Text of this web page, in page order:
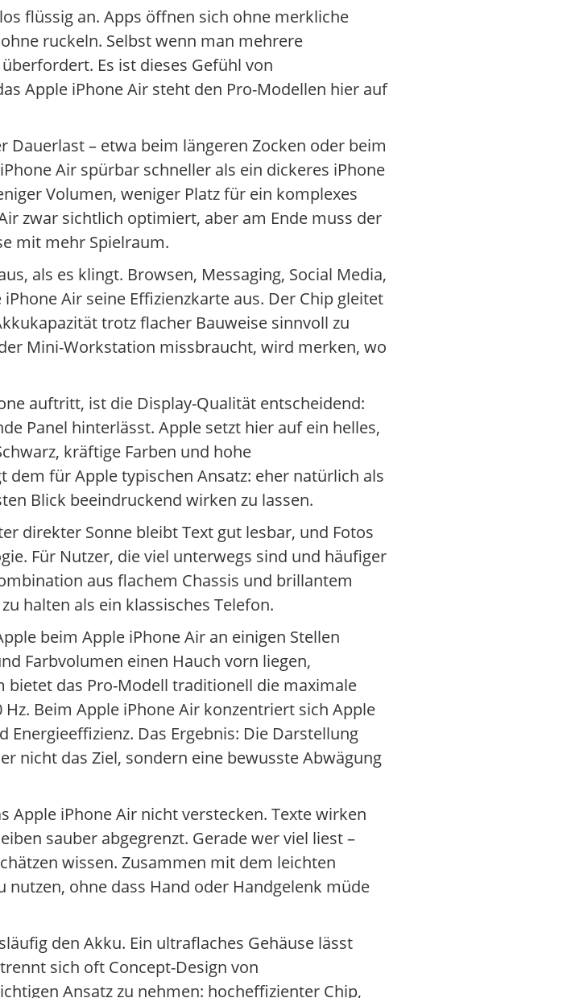
flüssig an. Apps öffnen sich ohne merkliche
ruckeln. Selbst wenn man mehrere
Es ist dieses Gefühl von
Apple iPhone Air steht den Pro-Modellen hier auf
– etwa beim längeren Zocken oder beim
Air spürbar schneller als ein dickeres iPhone
Volumen, weniger Platz für ein komplexes
zwar sichtlich optimiert, aber am Ende muss der
mit mehr Spielraum.
als es klingt. Browsen, Messaging, Social Media,
Air seine Effizienzkarte aus. Der Chip gleitet
trotz flacher Bauweise sinnvoll zu
Mini-Workstation missbraucht, wird merken, wo
auftritt, ist die Display-Qualität entscheidend:
Panel hinterlässt. Apple setzt hier auf ein helles,
kräftige Farben und hohe
für Apple typischen Ansatz: eher natürlich als
Blick beeindruckend wirken zu lassen.
direkter Sonne bleibt Text gut lesbar, und Fotos
Für Nutzer, die viel unterwegs sind und häufiger
aus flachem Chassis und brillantem
halten als ein klassisches Telefon.
beim Apple iPhone Air an einigen Stellen
Farbvolumen einen Hauch vorn liegen,
bietet das Pro-Modell traditionell die maximale
Beim Apple iPhone Air konzentriert sich Apple
Das Ergebnis: Die Darstellung
nicht das Ziel, sondern eine bewusste Abwägung
Apple iPhone Air nicht verstecken. Texte wirken
sauber abgegrenzt. Gerade wer viel liest –
wissen. Zusammen mit dem leichten
nutzen, ohne dass Hand oder Handgelenk müde
den Akku. Ein ultraflaches Gehäuse lässt
sich oft Concept-Design von
Ansatz zu nehmen: hocheffizienter Chip,